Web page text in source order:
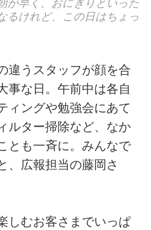
が早く、おにぎりといった
るけれど、この日はちょっ
違うスタッフが顔を合
事な日。午前中は各自
ィングや勉強会にあて
ルター掃除など、なか
とも一斉に。みんなで
、広報担当の藤岡さ
しむお客さまでいっぱ